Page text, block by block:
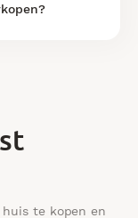
te kopen en